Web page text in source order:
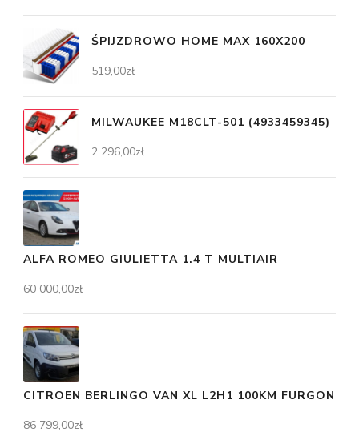
ŚPIJZDROWO HOME MAX 160X200
519,00zł
MILWAUKEE M18CLT-501 (4933459345)
2 296,00zł
ALFA ROMEO GIULIETTA 1.4 T MULTIAIR
60 000,00zł
CITROEN BERLINGO VAN XL L2H1 100KM FURGON
86 799,00zł